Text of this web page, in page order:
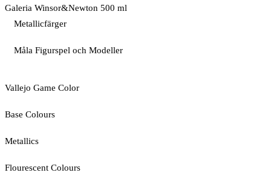
Galeria Winsor&Newton 500 ml
Metallicfärger
Måla Figurspel och Modeller
Vallejo Game Color
Base Colours
Metallics
Flourescent Colours